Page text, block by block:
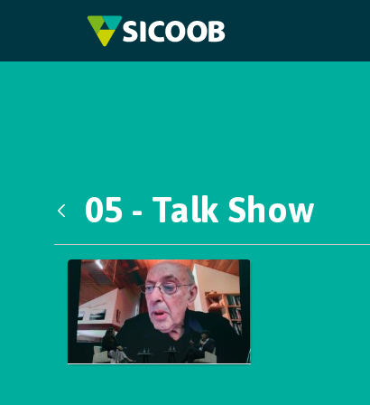
Pular para o Conteúdo principal
05 - Talk Show
Galeria de Mídias